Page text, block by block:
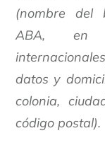
(nombre del
ABA, en
datos y
colonia,
código postal).